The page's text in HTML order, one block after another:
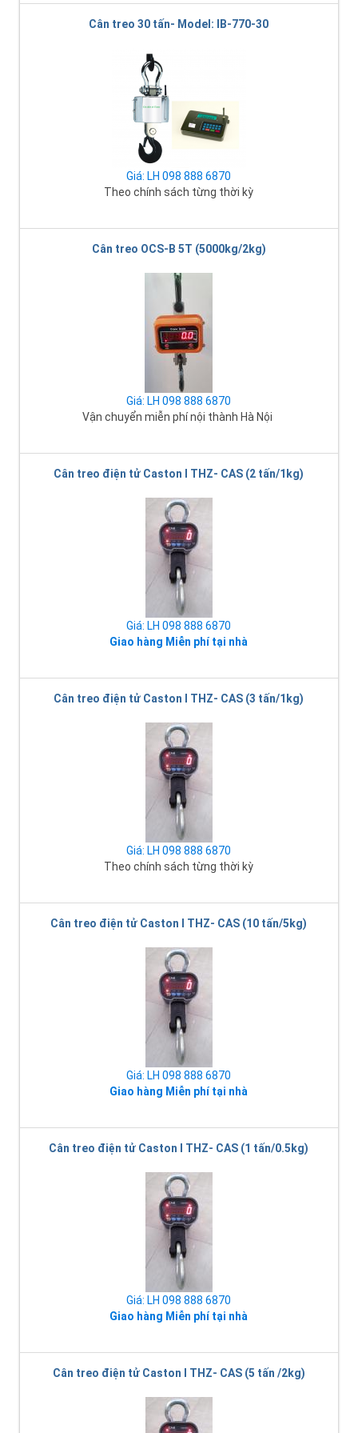
Cân treo 30 tấn- Model: IB-770-30
Giá: LH 098 888 6870
Theo chính sách từng thời kỳ
Cân treo OCS-B 5T (5000kg/2kg)
Giá: LH 098 888 6870
Vận chuyển miễn phí nội thành Hà Nội
Cân treo điện tử Caston I THZ- CAS (2 tấn/1kg)
Giá: LH 098 888 6870
Giao hàng Miễn phí tại nhà
Cân treo điện tử Caston I THZ- CAS (3 tấn/1kg)
Giá: LH 098 888 6870
Theo chính sách từng thời kỳ
Cân treo điện tử Caston I THZ- CAS (10 tấn/5kg)
Giá: LH 098 888 6870
Giao hàng Miễn phí tại nhà
Cân treo điện tử Caston I THZ- CAS (1 tấn/0.5kg)
Giá: LH 098 888 6870
Giao hàng Miễn phí tại nhà
Cân treo điện tử Caston I THZ- CAS (5 tấn /2kg)